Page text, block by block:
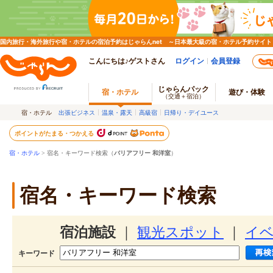
国内旅行・海外旅行や宿・ホテルの宿泊予約はじゃらんnet ～日本最大級の宿・ホテル予約サイト
こんにちは♪ゲストさん ログイン 会員登録
宿・ホテル じゃらんパック
（交通＋宿泊） 遊び・体験
宿・ホテル 出張ビジネス 温泉・露天 高級宿 日帰り・デイユース
ポイントがたまる・つかえる
宿・ホテル > 宿名・キーワード検索（バリアフリー 和洋室）
宿名・キーワード検索
宿泊施設 観光スポット イ
キーワード